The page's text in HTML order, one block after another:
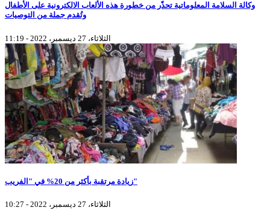
وكالة السلامة المعلوماتية تحذّر من خطورة هذه الألعاب الالكترونية على الأطفال
وتُقدم جملة من التوصيات
الثلاثاء، 27 ديسمبر، 2022 - 11:19
زيادة مرتقبة بأكثر من 20% في "الفريب"
الثلاثاء، 27 ديسمبر، 2022 - 10:27